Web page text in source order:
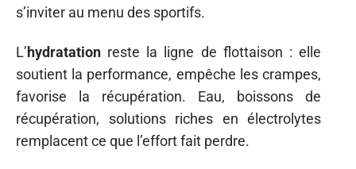
s’inviter au menu des sportifs.
L’hydratation reste la ligne de flottaison : elle
soutient la performance, empêche les crampes,
favorise la récupération. Eau, boissons de
récupération, solutions riches en électrolytes
remplacent ce que l’effort fait perdre.